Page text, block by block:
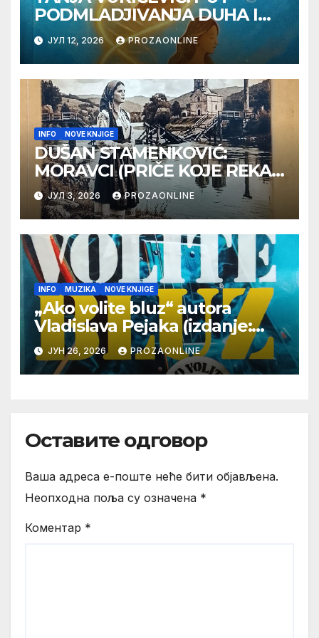
PODMLADJIVANJA DUHA I
TELA SA TESLOM
ЈУЛ 12, 2026 PROZAONLINE
INFO NOVE KNJIGE
DUŠAN STAMENKOVIĆ:
MORAVCI (PRIČE KOJE REKA
PAMTI)
ЈУЛ 3, 2026 PROZAONLINE
INFO MUZIKA NOVE KNJIGE
„Ako volite bluz“ autora
Vladislava Pejaka (izdanje:
Jugoton/Croatia Records
Beograd 2026)
ЈУН 26, 2026 PROZAONLINE
Оставите одговор
Ваша адреса е-поште неће бити објављена.
Неопходна поља су означена *
Коментар *